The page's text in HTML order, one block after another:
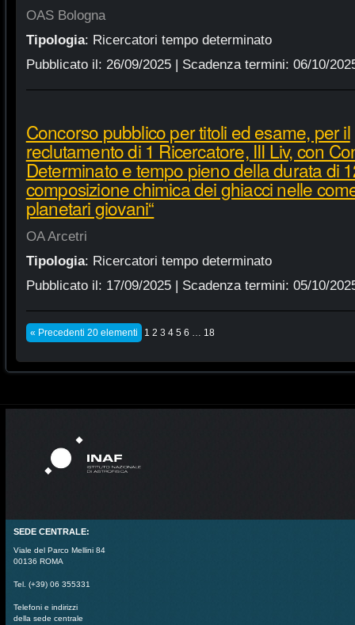
OAS Bologna
Tipologia: Ricercatori tempo determinato
Pubblicato il: 26/09/2025| Scadenza termini: 06/10/
Concorso pubblico per titoli ed esame, per il
reclutamento di 1 Ricercatore, III Liv, con
Determinato e tempo pieno della durata di
composizione chimica dei ghiacci nelle
planetari giovani“
OA Arcetri
Tipologia: Ricercatori tempo determinato
Pubblicato il: 17/09/2025| Scadenza termini: 05/10/
« Precedenti 20 elementi 1 2 3 4 5 6 18
SEDE CENTRALE:
Viale del Parco Mellini 84
00136 ROMA
Tel. (+39) 06 355331
Telefoni e indirizzi
della sede centrale